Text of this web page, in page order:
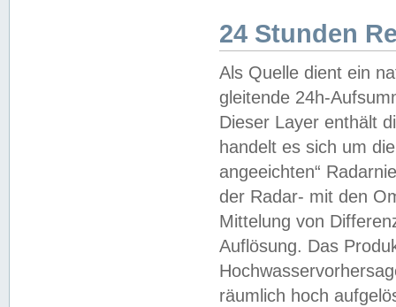
24 Stunden
Als Quelle dient ein
gleitende 24h-
Dieser Layer enthält
handelt es sich um
angeeichten“
der Radar- mit den
Mittelung von
Auflösung. Das
räumlich hoch